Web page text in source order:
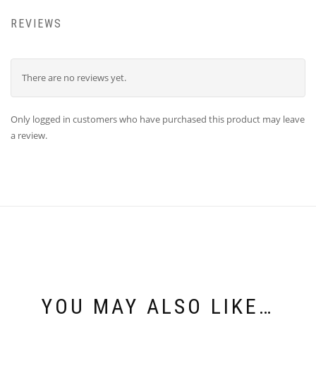
REVIEWS
There are no reviews yet.
Only logged in customers who have purchased this product may leave
a review.
YOU MAY ALSO LIKE…